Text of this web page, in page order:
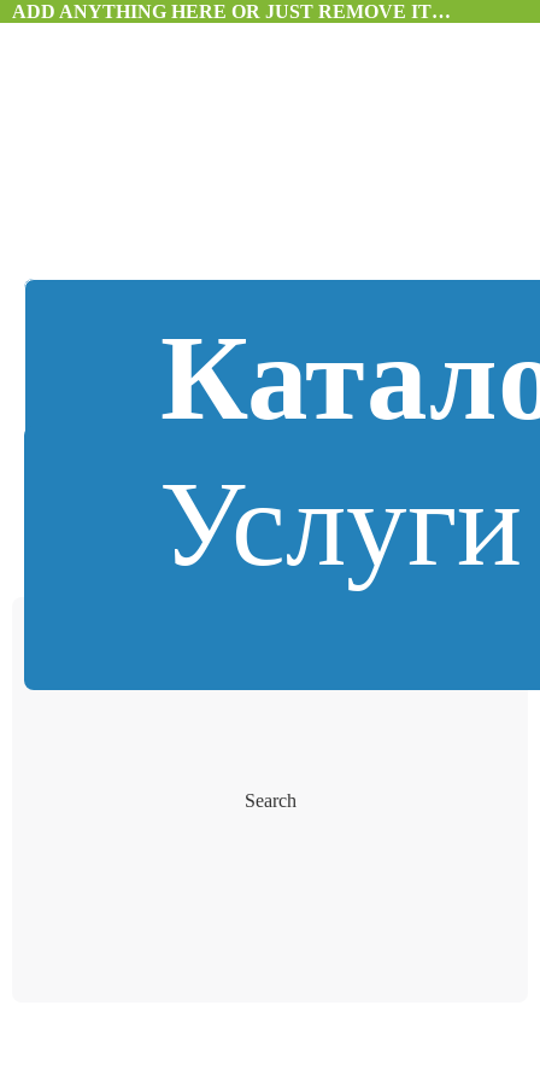
ADD ANYTHING HERE OR JUST REMOVE IT…
Услуги
Search